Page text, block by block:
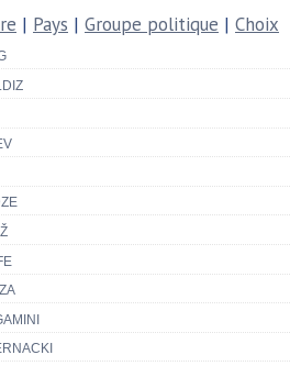
| Pays | Groupe politique | Choix